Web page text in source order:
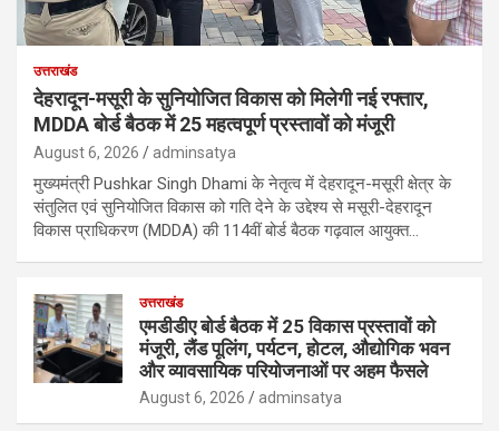
उत्तराखंड
देहरादून-मसूरी के सुनियोजित विकास को मिलेगी नई रफ्तार,
MDDA बोर्ड बैठक में 25 महत्वपूर्ण प्रस्तावों को मंजूरी
August 6, 2026 adminsatya
मुख्यमंत्री Pushkar Singh Dhami के नेतृत्व में देहरादून-मसूरी क्षेत्र के
संतुलित एवं सुनियोजित विकास को गति देने के उद्देश्य से मसूरी-देहरादून
विकास प्राधिकरण (MDDA) की 114वीं बोर्ड बैठक गढ़वाल आयुक्त…
उत्तराखंड
एमडीडीए बोर्ड बैठक में 25 विकास प्रस्तावों को
मंजूरी, लैंड पूलिंग, पर्यटन, होटल, औद्योगिक भवन
और व्यावसायिक परियोजनाओं पर अहम फैसले
August 6, 2026 adminsatya